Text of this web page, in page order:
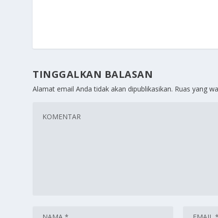
TINGGALKAN BALASAN
Alamat email Anda tidak akan dipublikasikan. Ruas yang